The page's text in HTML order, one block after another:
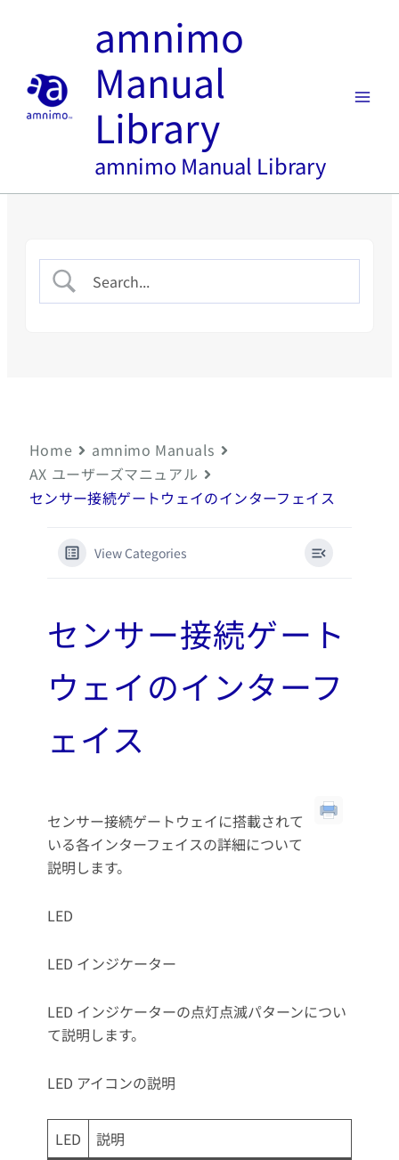
amnimo
Manual
Library
amnimo Manual Library
Home
amnimo Manuals
AX ユーザーズマニュアル
センサー接続ゲートウェイのインターフェイス
View Categories
センサー接続ゲート
ウェイのインターフ
ェイス
センサー接続ゲートウェイに搭載されて
いる各インターフェイスの詳細について
説明します。
LED
LED インジケーター
LED インジケーターの点灯点滅パターンについ
て説明します。
LED アイコンの説明
LED
説明